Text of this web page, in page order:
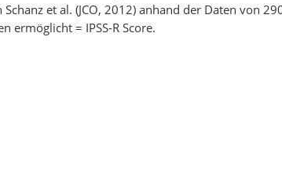
et al. (JCO, 2012) anhand der Daten von
ermöglicht = IPSS-R Score.